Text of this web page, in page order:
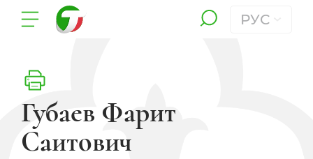
РУС
Губаев Фарит
Саитович